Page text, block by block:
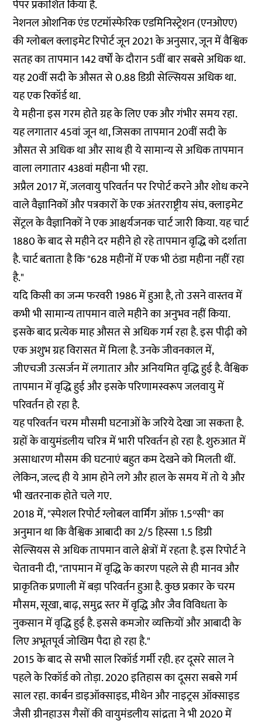
पेपर प्रकाशित किया है.
नेशनल ओशनिक एंड एटमॉस्फेरिक एडमिनिस्ट्रेशन (एनओएए)
की ग्लोबल क्लाइमेट रिपोर्ट जून 2021 के अनुसार, जून में वैश्विक
सतह का तापमान 142 वर्षों के दौरान 5वीं बार सबसे अधिक था.
यह 20वीं सदी के औसत से 0.88 डिग्री सेल्सियस अधिक था.
यह एक रिकॉर्ड था.
ये महीना इस गरम होते ग्रह के लिए एक और गंभीर समय रहा.
यह लगातार 45वां जून था, जिसका तापमान 20वीं सदी के
औसत से अधिक था और साथ ही ये सामान्य से अधिक तापमान
वाला लगातार 438वां महीना भी रहा.
अप्रैल 2017 में, जलवायु परिवर्तन पर रिपोर्ट करने और शोध करने
वाले वैज्ञानिकों और पत्रकारों के एक अंतरराष्ट्रीय संघ, क्लाइमेट
सेंट्रल के वैज्ञानिकों ने एक आश्चर्यजनक चार्ट जारी किया. यह चार्ट
1880 के बाद से महीने दर महीने हो रहे तापमान वृद्धि को दर्शाता
है. चार्ट बताता है कि "628 महीनों में एक भी ठंडा महीना नहीं रहा
है."
यदि किसी का जन्म फरवरी 1986 में हुआ है, तो उसने वास्तव में
कभी भी सामान्य तापमान वाले महीने का अनुभव नहीं किया.
इसके बाद प्रत्येक माह औसत से अधिक गर्म रहा है. इस पीढ़ी को
एक अशुभ ग्रह विरासत में मिला है. उनके जीवनकाल में,
जीएचजी उत्सर्जन में लगातार और अनियमित वृद्धि हुई है. वैश्विक
तापमान में वृद्धि हुई और इसके परिणामस्वरूप जलवायु में
परिवर्तन हो रहा है.
यह परिवर्तन चरम मौसमी घटनाओं के जरिये देखा जा सकता है.
ग्रहों के वायुमंडलीय चरित्र में भारी परिवर्तन हो रहा है. शुरुआत में
असाधारण मौसम की घटनाएं बहुत कम देखने को मिलती थीं.
लेकिन, जल्द ही ये आम होने लगे और हाल के समय में तो ये और
भी खतरनाक होते चले गए.
2018 में, "स्पेशल रिपोर्ट ग्लोबल वार्मिंग ऑफ़ 1.5°सी" का
अनुमानथा कि वैश्विक आबादी का 2/5 हिस्सा 1.5 डिग्री
सेल्सियस से अधिक तापमान वाले क्षेत्रों में रहता है. इस रिपोर्ट ने
चेतावनी दी, "तापमान में वृद्धि के कारण पहले से ही मानव और
प्राकृतिक प्रणाली में बड़ा परिवर्तन हुआ है. कुछ प्रकार के चरम
मौसम, सूखा, बाढ़, समुद्र स्तर में वृद्धि और जैव विविधता के
नुकसान में वृद्धि हुई है. इससे कमजोर व्यक्तियों और आबादी के
लिए अभूतपूर्व जोखिम पैदा हो रहा है."
2015 के बाद से सभी साल रिकॉर्ड गर्मी रही. हर दूसरे साल ने
पहले के रिकॉर्ड को तोड़ा. 2020 इतिहास का दूसरा सबसे गर्म
साल रहा. कार्बन डाइऑक्साइड, मीथेन और नाइट्रस ऑक्साइड
जैसी ग्रीनहाउस गैसों की वायुमंडलीय सांद्रता ने भी 2020 में